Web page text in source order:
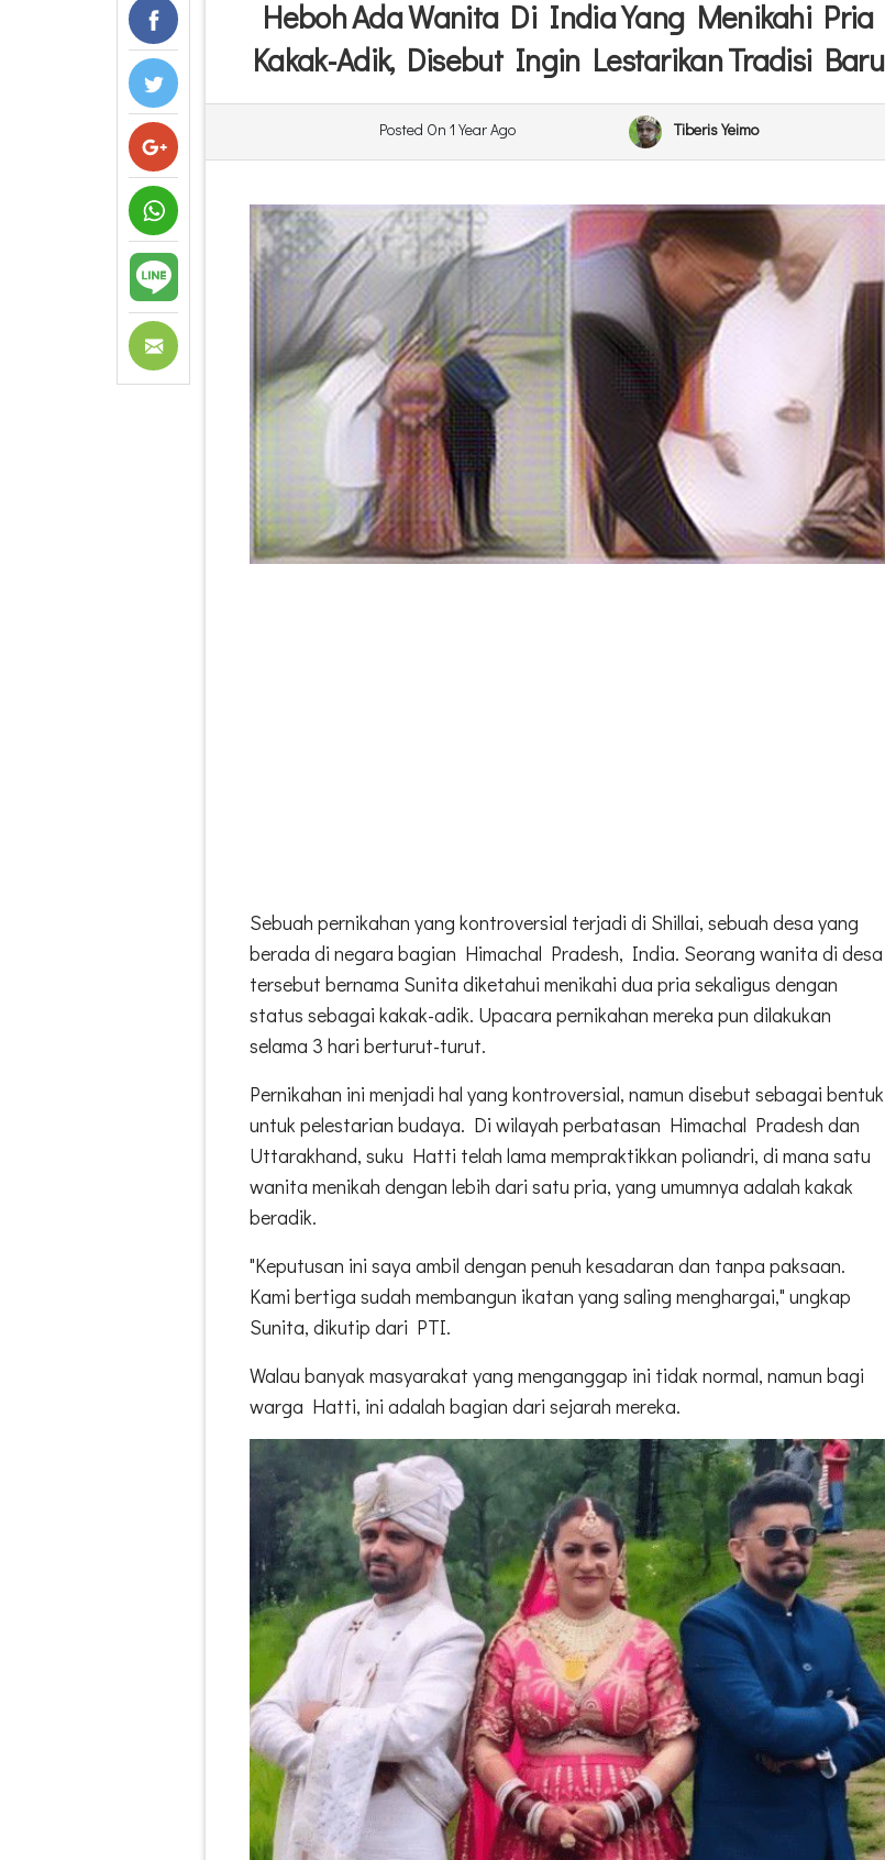
Heboh Ada Wanita Di India Yang Menikahi Pria
Kakak-Adik, Disebut Ingin Lestarikan Tradisi Baru
Posted On 1 Year Ago Tiberis Yeimo
Sebuah pernikahan yang kontroversial terjadi di Shillai, sebuah desa yang
berada di negara bagian Himachal Pradesh, India. Seorang wanita di desa
tersebut bernama Sunita diketahui menikahi dua pria sekaligus dengan
status sebagai kakak-adik. Upacara pernikahan mereka pun dilakukan
selama 3 hari berturut-turut.
Pernikahan ini menjadi hal yang kontroversial, namun disebut sebagai bentuk
untuk pelestarian budaya. Di wilayah perbatasan Himachal Pradesh dan
Uttarakhand, suku Hatti telah lama mempraktikkan poliandri, di mana satu
wanita menikah dengan lebih dari satu pria, yang umumnya adalah kakak
beradik.
"Keputusan ini saya ambil dengan penuh kesadaran dan tanpa paksaan.
Kami bertiga sudah membangun ikatan yang saling menghargai," ungkap
Sunita, dikutip dari PTI.
Walau banyak masyarakat yang menganggap ini tidak normal, namun bagi
warga Hatti, ini adalah bagian dari sejarah mereka.